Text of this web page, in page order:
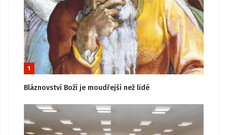
1
Bláznovství Boží je moudřejší než lidé